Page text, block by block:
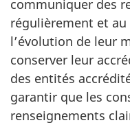
communiquer des
régulièrement et
l’évolution de leur
conserver leur
des entités
garantir que les
renseignements